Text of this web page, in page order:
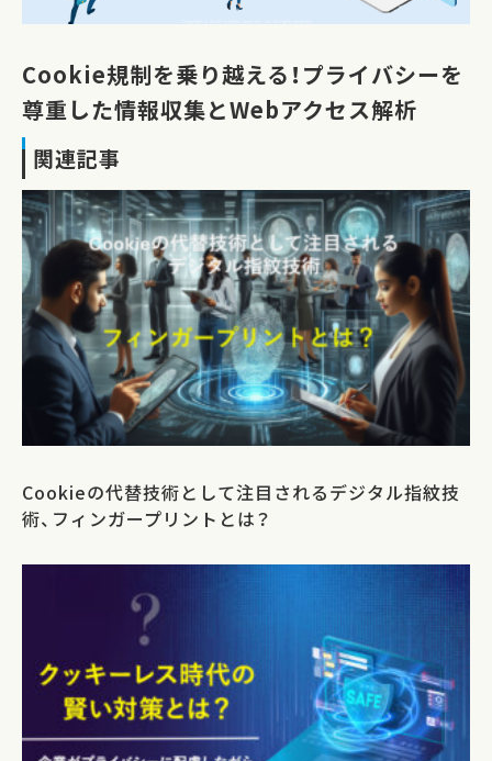
Cookie規制を乗り越える！プライバシーを
尊重した情報収集とWebアクセス解析
関連記事
Cookieの代替技術として注目されるデジタル指紋技
術、フィンガープリントとは？